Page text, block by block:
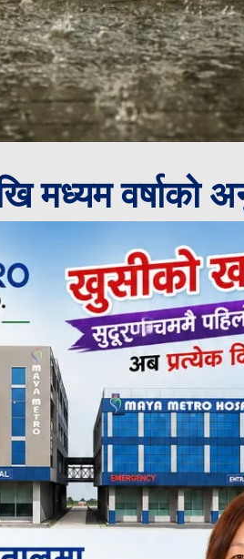
मध्यम वर्षाको